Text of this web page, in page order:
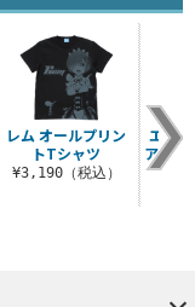
レム オールプリン
トTシャツ
¥3,190（税込）
エミ
アクリ